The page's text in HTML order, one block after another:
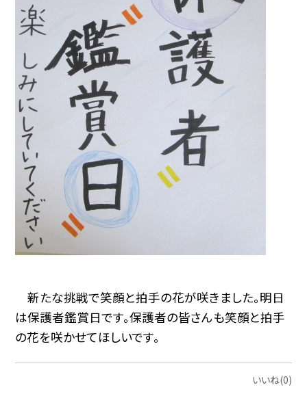
新たな挑戦で笑顔と拍手の花が咲きました。明日
は保護者鑑賞日です。保護者の皆さんも笑顔と拍手
の花を咲かせてほしいです。
いいね(0)